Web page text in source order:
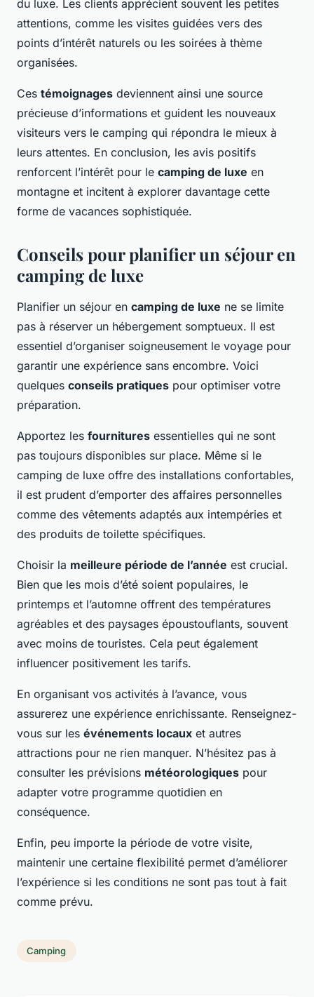
du luxe. Les clients apprécient souvent les petites
attentions, comme les visites guidées vers des
points d’intérêt naturels ou les soirées à thème
organisées.
Ces témoignages deviennent ainsi une source
précieuse d’informations et guident les nouveaux
visiteurs vers le camping qui répondra le mieux à
leurs attentes. En conclusion, les avis positifs
renforcent l’intérêt pour le camping de luxe en
montagne et incitent à explorer davantage cette
forme de vacances sophistiquée.
Conseils pour planifier un séjour en
camping de luxe
Planifier un séjour en camping de luxe ne se limite
pas à réserver un hébergement somptueux. Il est
essentiel d’organiser soigneusement le voyage pour
garantir une expérience sans encombre. Voici
quelques conseils pratiques pour optimiser votre
préparation.
Apportez les fournitures essentielles qui ne sont
pas toujours disponibles sur place. Même si le
camping de luxe offre des installations confortables,
il est prudent d’emporter des affaires personnelles
comme des vêtements adaptés aux intempéries et
des produits de toilette spécifiques.
Choisir la meilleure période de l’année est crucial.
Bien que les mois d’été soient populaires, le
printemps et l’automne offrent des températures
agréables et des paysages époustouflants, souvent
avec moins de touristes. Cela peut également
influencer positivement les tarifs.
En organisant vos activités à l’avance, vous
assurerez une expérience enrichissante. Renseignez-
vous sur les événements locaux et autres
attractions pour ne rien manquer. N’hésitez pas à
consulter les prévisions météorologiques pour
adapter votre programme quotidien en
conséquence.
Enfin, peu importe la période de votre visite,
maintenir une certaine flexibilité permet d’améliorer
l’expérience si les conditions ne sont pas tout à fait
comme prévu.
Camping